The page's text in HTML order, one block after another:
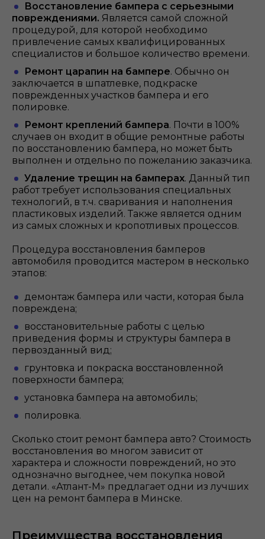
Восстановление бампера с серьезными
повреждениями. Является самой сложной
процедурой, для которой необходимо
привлечение самых квалифицированных
специалистов и большое количество времени.
Ремонт царапин на бампере. Обычно он
заключается в шпатлевке, подкраске
поврежденных участков бампера и его
полировке.
Ремонт креплений бампера. Почти в 100%
случаев он входит в общие ремонтные работы
по восстановлению бампера, но может быть
выполнен и отдельно по пожеланию заказчика.
Удаление трещин на бамперах. Данный тип
работ требует использования специальных
технологий, в т.ч. сваривания и наполнения
пластиковых изделий. Также является одним
из самых сложных и кропотливых процессов.
Процедура восстановления бамперов
автомобиля проводится мастером в несколько
этапов:
демонтаж бампера или части, которая была
повреждена;
восстановительные работы с целью
приведения формы и структуры бампера в
первозданный вид;
грунтовка и покраска восстановленной
поверхности бампера;
установка бампера на автомобиль;
полировка.
Сколько стоит ремонт бампера авто? Стоимость
восстановления во многом зависит от
характера и сложности повреждений, но это
однозначно выгоднее, чем покупка новой
детали. «Атлант-М» предлагает одни из лучших
цен на ремонт бампера в Минске.
Преимущества восстановления